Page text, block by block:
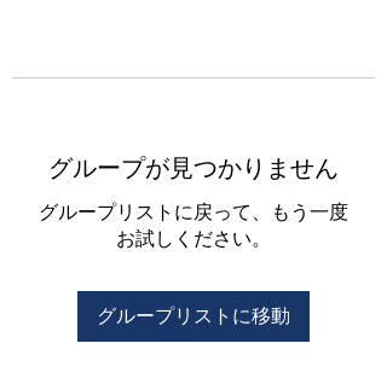
グループが見つかりません
グループリストに戻って、もう一度
お試しください。
グループリストに移動